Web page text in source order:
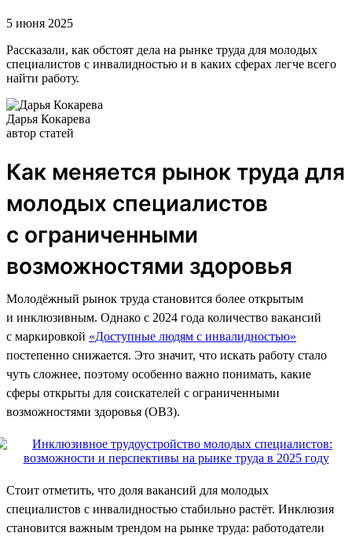
5 июня 2025
Рассказали, как обстоят дела на рынке труда для молодых
специалистов с инвалидностью и в каких сферах легче всего
найти работу.
Дарья Кокарева
автор статей
Как меняется рынок труда для
молодых специалистов
с ограниченными
возможностями здоровья
Молодёжный рынок труда становится более открытым
и инклюзивным. Однако с 2024 года количество вакансий
с маркировкой «Доступные людям с инвалидностью»
постепенно снижается. Это значит, что искать работу стало
чуть сложнее, поэтому особенно важно понимать, какие
сферы открыты для соискателей с ограниченными
возможностями здоровья (ОВЗ).
Стоит отметить, что доля вакансий для молодых
специалистов с инвалидностью стабильно растёт. Инклюзия
становится важным трендом на рынке труда: работодатели